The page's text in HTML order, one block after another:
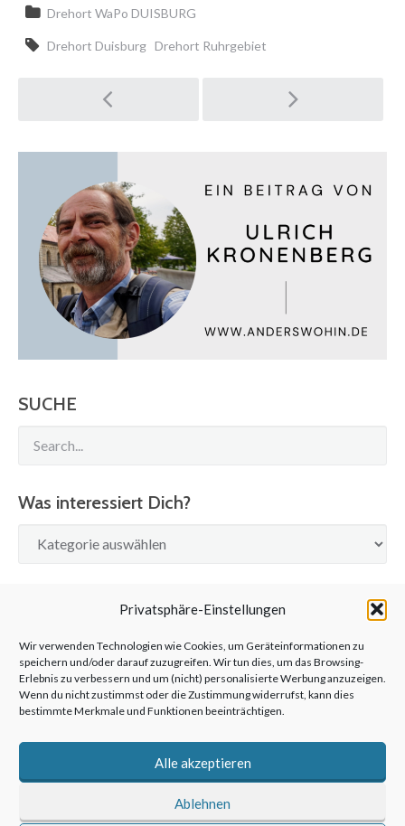
Privatsphäre-Einstellungen
Wir verwenden Technologien wie Cookies, um Geräteinformationen zu
speichern und/oder darauf zuzugreifen. Wir tun dies, um das Browsing-
Erlebnis zu verbessern und um (nicht) personalisierte Werbung anzuzeigen.
Wenn du nicht zustimmst oder die Zustimmung widerrufst, kann dies
bestimmte Merkmale und Funktionen beeinträchtigen.
Alle akzeptieren
Ablehnen
Drehort WaPo DUISBURG
Drehort Duisburg Drehort Ruhrgebiet
Post
navigation
SUCHE
Was interessiert Dich?
interessiert